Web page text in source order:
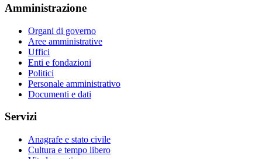
Amministrazione
Organi di governo
Aree amministrative
Uffici
Enti e fondazioni
Politici
Personale amministrativo
Documenti e dati
Servizi
Anagrafe e stato civile
Cultura e tempo libero